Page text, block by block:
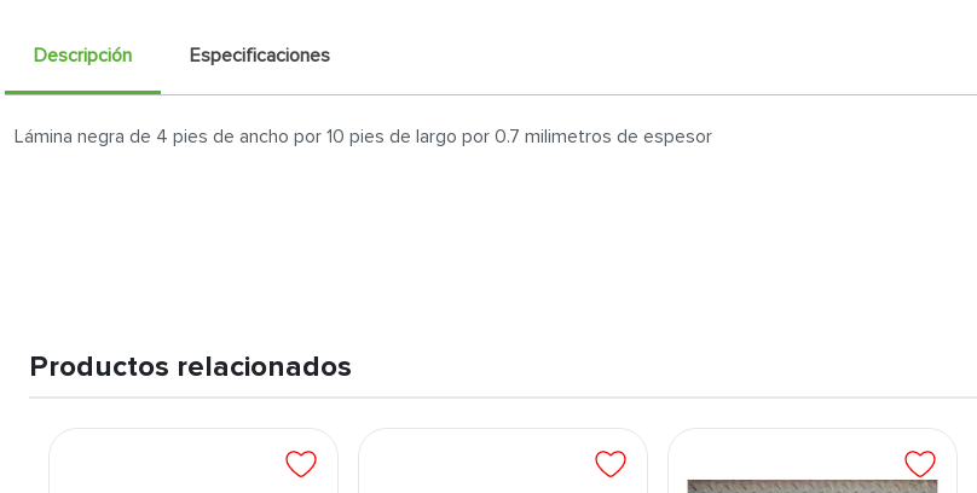
Descripción Especificaciones
Lámina negra de 4 pies de ancho por 10 pies de largo por 0.7 milimetros de espesor
Productos relacionados